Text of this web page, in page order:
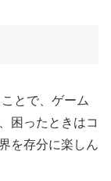
とで、ゲーム
困ったときはコ
を存分に楽しん